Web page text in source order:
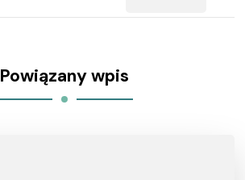
Powiązany wpis